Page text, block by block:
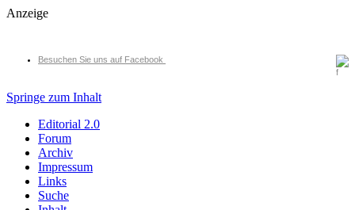
Anzeige
Besuchen Sie uns auf Facebook
Springe zum Inhalt
Editorial 2.0
Forum
Archiv
Impressum
Links
Suche